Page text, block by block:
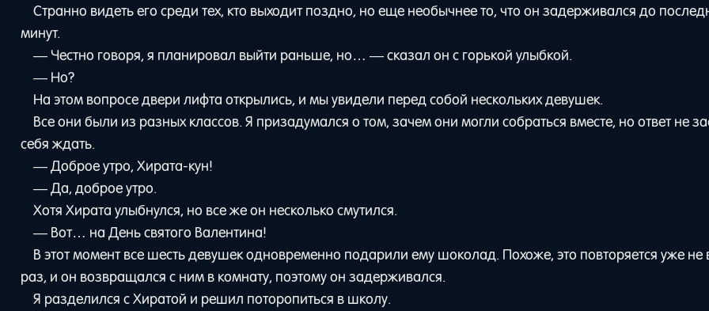
Странно видеть его среди тех, кто выходит поздно, но еще необычнее то, что он задерживался до
минут.
— Честно говоря, я планировал выйти раньше, но… — сказал он с горькой улыбкой.
— Но?
На этом вопросе двери лифта открылись, и мы увидели перед собой нескольких девушек.
Все они были из разных классов. Я призадумался о том, зачем они могли собраться вместе, но ответ не
себя ждать.
— Доброе утро, Хирата-кун!
— Да, доброе утро.
Хотя Хирата улыбнулся, но все же он несколько смутился.
— Вот… на День святого Валентина!
В этот момент все шесть девушек одновременно подарили ему шоколад. Похоже, это повторяется уже не
раз, и он возвращался с ним в комнату, поэтому он задерживался.
Я разделился с Хиратой и решил поторопиться в школу.